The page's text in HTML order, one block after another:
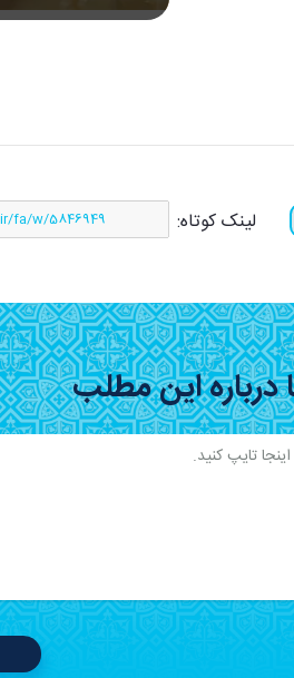
لینک کوتاه:
درباره این مطلب